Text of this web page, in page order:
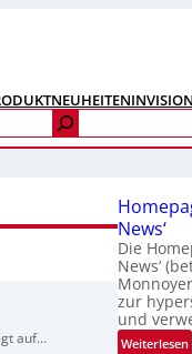
auf
News‘
Die
News‘
zur
und
Weiterlesen: